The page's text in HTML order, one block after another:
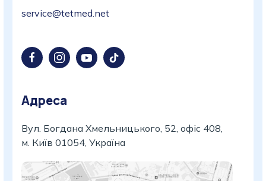
service@tetmed.net
Адреса
Вул. Богдана Хмельницького, 52, офіс 408,
м. Київ 01054, Україна